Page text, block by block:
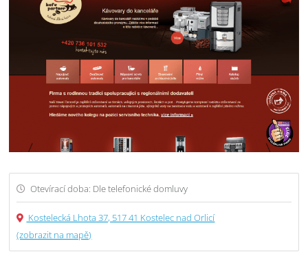
Otevírací doba: Dle telefonické domluvy
Kostelecká Lhota 37, 517 41 Kostelec nad Orlicí
(zobrazit na mapě)